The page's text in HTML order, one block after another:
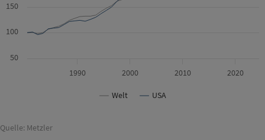
Welt USA
1990 2000 2010 2020
50
100
150
Quelle: Metzler